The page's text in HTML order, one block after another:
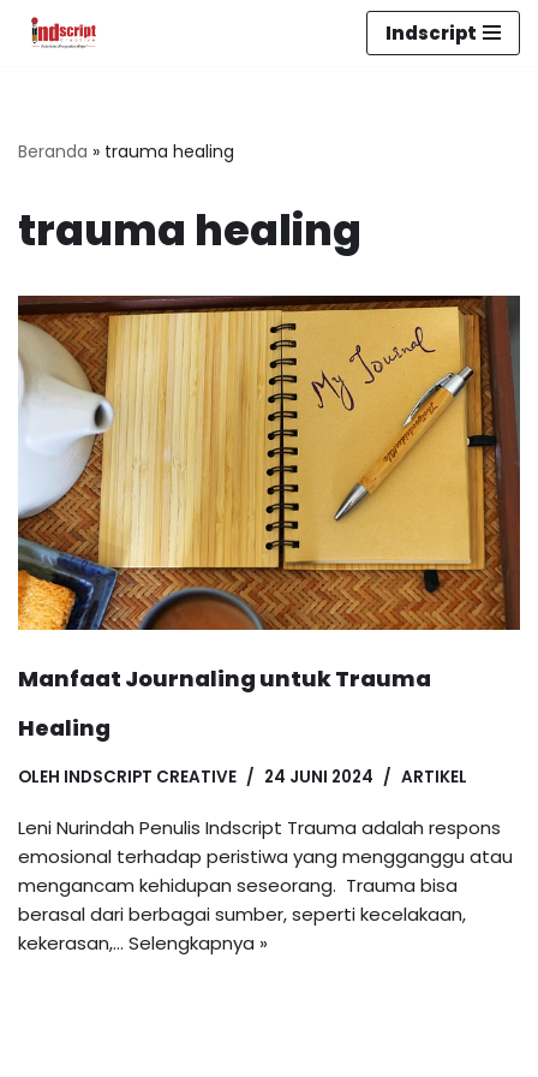
Indscript
Beranda » trauma healing
trauma healing
Manfaat Journaling untuk Trauma
Healing
OLEH INDSCRIPT CREATIVE 24 JUNI 2024 ARTIKEL
Leni Nurindah Penulis Indscript Trauma adalah respons
emosional terhadap peristiwa yang mengganggu atau
mengancam kehidupan seseorang. Trauma bisa
berasal dari berbagai sumber, seperti kecelakaan,
kekerasan,… Selengkapnya »